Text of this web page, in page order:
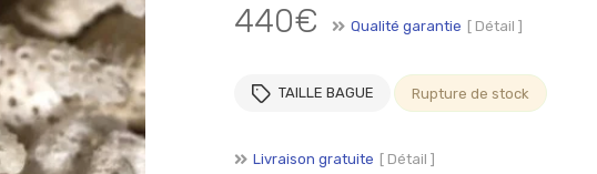
440€ Qualité garantie [ Détail ]
TAILLE BAGUE Rupture de stock
Livraison gratuite [ Détail ]